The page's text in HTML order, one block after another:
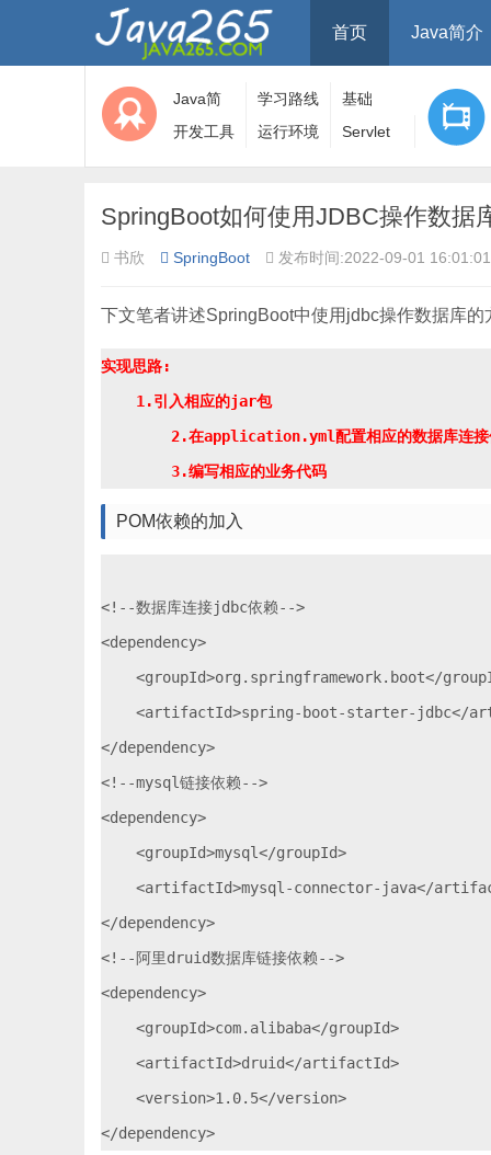
首页 Java简介
Java简
介
学习路线
基础
开发工具
运行环境 Servlet
SpringBoot如何使用JDBC操作数据
书欣 SpringBoot 发布时间:2022-09-01 16:01:01
下文笔者讲述SpringBoot中使用jdbc操作数据库的
实现思路:
    1.引入相应的jar包
POM依赖的加入
<!--数据库连接jdbc依赖-->
<dependency>
<groupId>org.springframework.boot</
<artifactId>spring-boot-starter-jdbc</
</dependency>
<!--mysql链接依赖-->
<dependency>
    <groupId>mysql</groupId>
<artifactId>mysql-connector-java</
</dependency>
<!--阿里druid数据库链接依赖-->
<dependency>
    <groupId>com.alibaba</groupId>
    <artifactId>druid</artifactId>
    <version>1.0.5</version>